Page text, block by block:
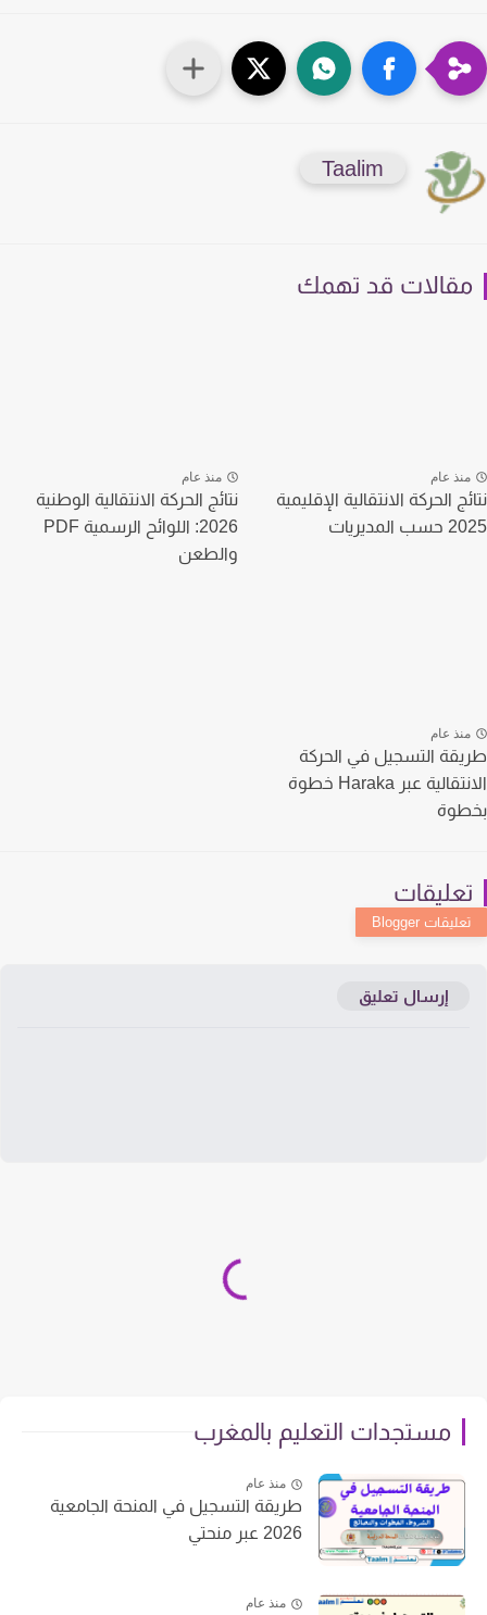
Taalim
قد تهمك
عام
الحركة الانتقالية الإقليمية
منذ عام
نتائج الحركة الانتقالية الوطنية
2026: اللوائح الرسمية PDF
والطعن
عام
التسجيل في الحركة
الانتقالية عبر Haraka خطوة
إرسال تعليق
مستجدات التعليم بالمغرب
منذ عام
طريقة التسجيل في المنحة الجامعية
2026 عبر منحتي
منذ عام